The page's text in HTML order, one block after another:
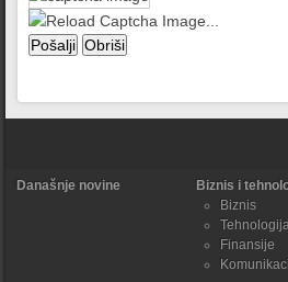
Današnje novine
Biznis i
Biznis
Finansije